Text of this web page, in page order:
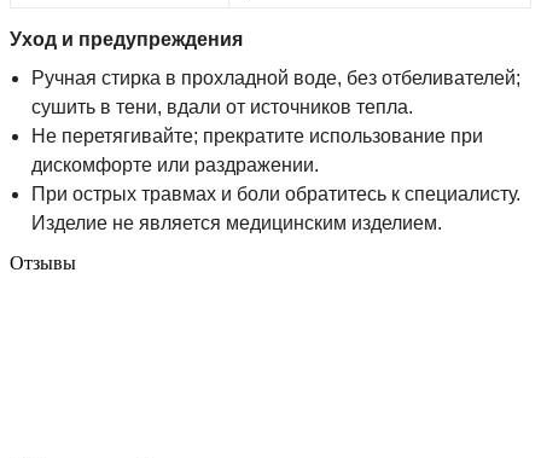
Уход и предупреждения
Ручная стирка в прохладной воде, без отбеливателей;
сушить в тени, вдали от источников тепла.
Не перетягивайте; прекратите использование при
дискомфорте или раздражении.
При острых травмах и боли обратитесь к специалисту.
Изделие не является медицинским изделием.
Отзывы